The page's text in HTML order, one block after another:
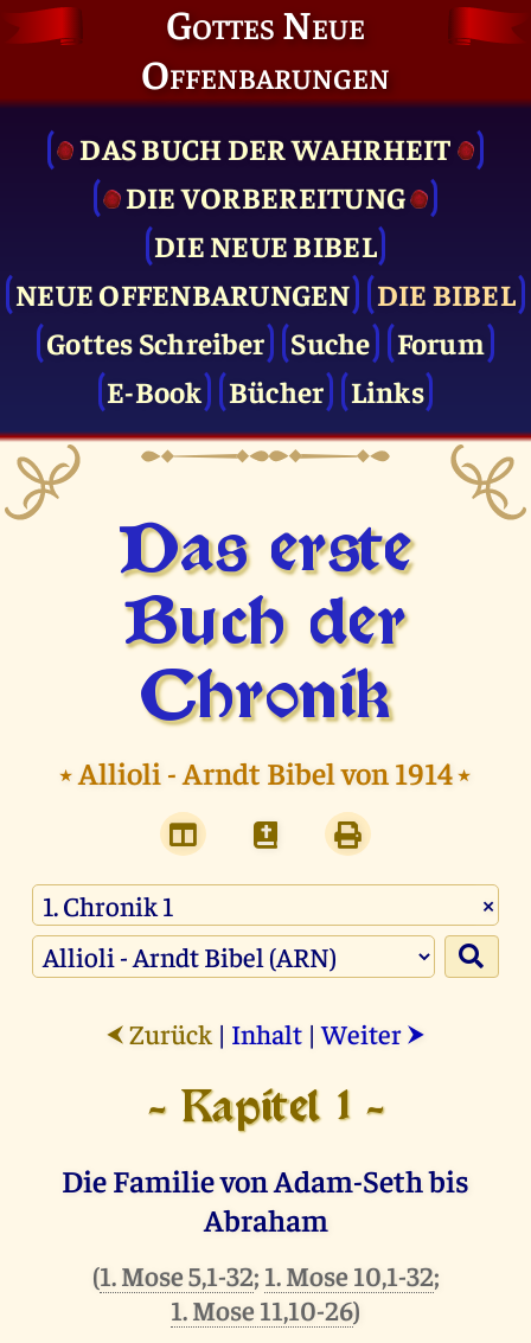
Gottes Neue
Offenbarungen
DAS BUCH DER WAHRHEIT
DIE VOR­BEREITUNG
DIE NEUE BIBEL
NEUE OFFENBARUNGEN
DIE BIBEL
Gottes Schreiber
Suche
Forum
E-Book
Bücher Links
Das erste
Buch der
Chronik
⭑Allioli - Arndt Bibel von 1914⭑
×
⮜ Zurück | Inhalt |Weiter ⮞
- Kapitel 1 -
Die Familie von Adam-Seth bis
Abraham
(1. Mose 5,1-32; 1. Mose 10,1-32;
1. Mose 11,10-26)